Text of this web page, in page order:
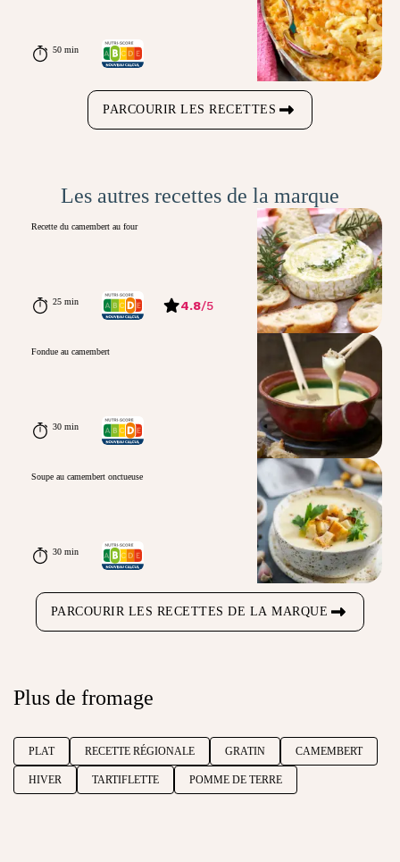
50 min
PARCOURIR LES RECETTES
Les autres recettes de la marque
Recette du camembert au four
25 min 4.8/5
Fondue au camembert
30 min
Soupe au camembert onctueuse
30 min
PARCOURIR LES RECETTES DE LA MARQUE
Plus de fromage
PLAT RECETTE RÉGIONALE GRATIN CAMEMBERT
HIVER TARTIFLETTE POMME DE TERRE